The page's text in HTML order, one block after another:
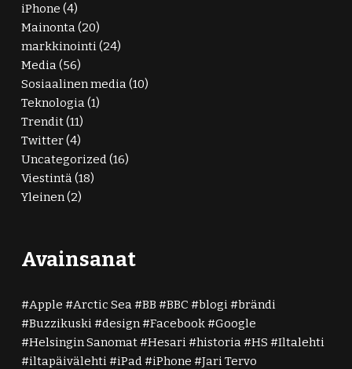
iPhone (4)
Mainonta(20)
markkinointi(24)
Media(56)
Sosiaalinen media(10)
Teknologia(1)
Trendit(11)
Twitter(4)
Uncategorized(16)
Viestintä(18)
Yleinen(2)
Avainsanat
Apple Arctic Sea BB BBC blogi
brändi
Buzzikuski
design Facebook
Google
Helsingin Sanomat
Hesari historia HS
Iltalehti
iltapäivälehti
iPad iPhone
Jari Tervo